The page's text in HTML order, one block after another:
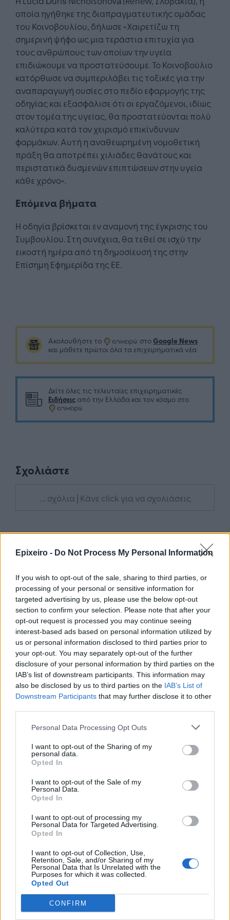
Epixeiro - Do Not Process My Personal Information
If you wish to opt-out of the sale, sharing to third parties, or
processing of your personal or sensitive information for
targeted advertising by us, please use the below opt-out
section to confirm your selection. Please note that after your
opt-out request is processed you may continue seeing
interest-based ads based on personal information utilized by
us or personal information disclosed to third parties prior to
your opt-out. You may separately opt-out of the further
disclosure of your personal information by third parties on the
IAB’s list of downstream participants. This information may
also be disclosed by us to third parties on the IAB’s List of
Downstream Participants that may further disclose it to other
Personal Data Processing Opt Outs
I want to opt-out of the Sharing of my
personal data.
Opted In
I want to opt-out of the Sale of my
Personal Data.
Opted In
I want to opt-out of processing my
Personal Data for Targeted Advertising.
Opted In
I want to opt-out of Collection, Use,
Retention, Sale, and/or Sharing of my
Personal Data that Is Unrelated with the
Purposes for which it was collected.
Opted Out
CONFIRM
οποία ηγήθηκε της διαπραγματευτικής ομάδας
του Κοινοβουλίου, δήλωσε «Χαιρετίζω τη
σημερινή ψήφο ως μια τεράστια επιτυχία για
τους ανθρώπους των οποίων την υγεία
επιδιώκουμε να προστατεύσουμε. Το Κοινοβούλιο
κατόρθωσε να συμπεριλάβει τις τοξικές για την
αναπαραγωγή ουσίες στο πεδίο εφαρμογής της
οδηγίας και εξασφάλισε ότι οι εργαζόμενοι, ιδίως
στον τομέα της υγείας, θα προστατεύονται πολύ
καλύτερα κατά τον χειρισμό επικίνδυνων
φαρμάκων. Αυτή η αναθεωρημένη νομοθετική
πράξη θα αποτρέπει χιλιάδες θανάτους και
περιστατικά δυσμενών επιπτώσεων στην υγεία
κάθε χρόνο».
Επόμενα βήματα
Η οδηγία βρίσκεται εν αναμονή της έγκρισης του
Συμβουλίου. Στη συνέχεια, θα τεθεί σε ισχύ την
εικοστή ημέρα από τη δημοσίευσή της στην
Επίσημη Εφημερίδα της ΕΕ.
Ακολουθήστε το στο Google News
και μάθετε πρώτοι όλα τα επιχειρηματικά νέα
Δείτε όλες τις τελευταίες επιχειρηματικές
Ειδήσεις από την Ελλάδα και τον κόσμο στο
Σχολιάστε
... σχόλια | Κάνε click για να σχολιάσεις
Η ομάδα σου μεγαλώνει. Tο γραφείο
σου ακολουθεί;
Περισσότερα από το
Ταχιάος: Ξεκινούν από απόψε τα
δοκιμαστικά δρομολόγια της
επέκτασης του Μετρό